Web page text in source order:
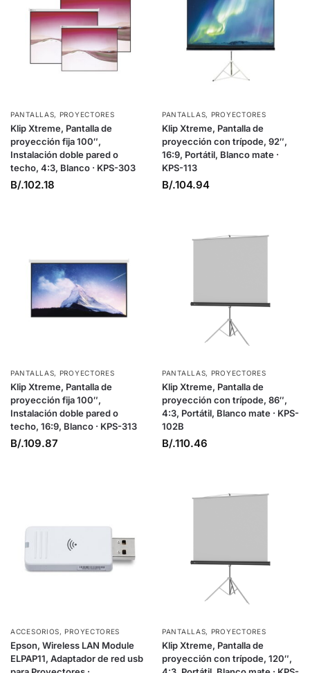
PANTALLAS, PROYECTORES
Klip Xtreme, Pantalla de
proyección fija 100″,
Instalación doble pared o
techo, 4:3, Blanco · KPS-303
B/.102.18
PANTALLAS, PROYECTORES
Klip Xtreme, Pantalla de
proyección con trípode, 92″,
16:9, Portátil, Blanco mate ·
KPS-113
B/.104.94
PANTALLAS, PROYECTORES
Klip Xtreme, Pantalla de
proyección fija 100″,
Instalación doble pared o
techo, 16:9, Blanco · KPS-313
B/.109.87
PANTALLAS, PROYECTORES
Klip Xtreme, Pantalla de
proyección con trípode, 86″,
4:3, Portátil, Blanco mate · KPS-
102B
B/.110.46
ACCESORIOS,PROYECTORES
Epson, Wireless LAN Module
ELPAP11, Adaptador de red usb
PANTALLAS, PROYECTORES
Klip Xtreme, Pantalla de
proyección con trípode, 120″,